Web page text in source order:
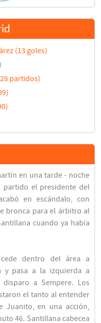
(13 goles)
partidos)
en una tarde - noche
partido el presidente del
en escándalo, con
bronca para el árbitro al
cuando ya había
dentro del área a
y pasa a la izquierda a
a Sempere. Los
el tanto al entender
Juanito, en una acción,
46. Santillana cabecea